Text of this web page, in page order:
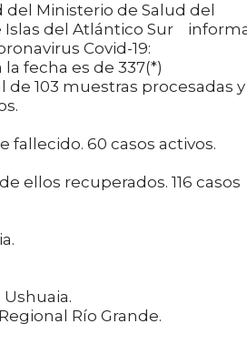
Ministerio de Salud del
Islas del Atlántico Sur
Covid-19:
fecha es de 337(*)
de 103 muestras procesadas y
fallecido. 60 casos activos.
ellos recuperados. 116 casos
Río Grande.